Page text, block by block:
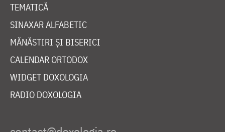
TEMATICĂ
SINAXAR ALFABETIC
MĂNĂSTIRI ȘI BISERICI
CALENDAR ORTODOX
WIDGET DOXOLOGIA
RADIO DOXOLOGIA